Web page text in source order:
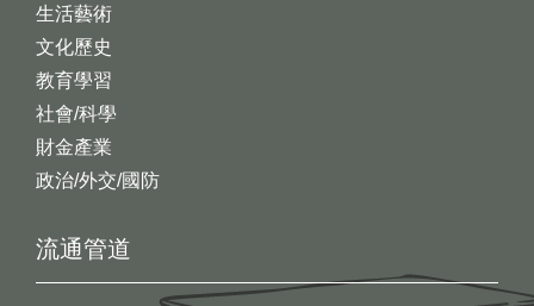
生活藝術
文化歷史
教育學習
社會/科學
財金產業
政治/外交/國防
流通管道